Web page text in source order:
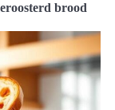
brood